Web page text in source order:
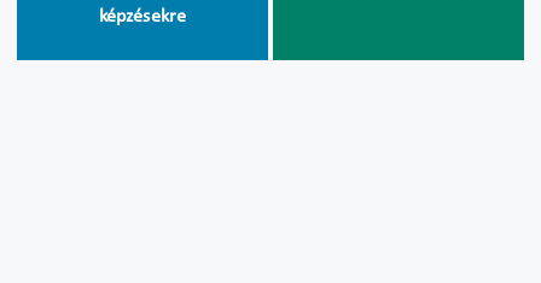
képzésekre